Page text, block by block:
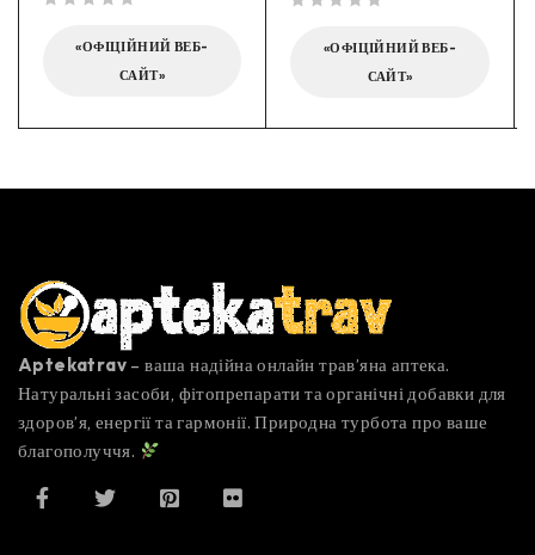
«ОФІЦІЙНИЙ ВЕБ-
САЙТ»
«ОФІЦІЙНИЙ ВЕБ-
САЙТ»
Aptekatrav – ваша надійна онлайн трав’яна аптека.
Натуральні засоби, фітопрепарати та органічні добавки для
здоров’я, енергії та гармонії. Природна турбота про ваше
благополуччя.